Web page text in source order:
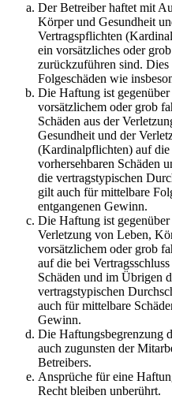
Der Betreiber haftet mit
Körper und Gesundheit
Vertragspflichten
ein vorsätzliches oder
zurückzuführen sind.
Folgeschäden wie
Die Haftung ist
vorsätzlichem oder grob
Schäden aus der
Gesundheit und der
(Kardinalpflichten) auf die
vorhersehbaren Schäden
die vertragstypischen
gilt auch für mittelbare
entgangenen Gewinn.
Die Haftung ist
Verletzung von Leben,
vorsätzlichem oder grob
auf die bei
Schäden und im Übrigen
vertragstypischen
auch für mittelbare
Gewinn.
Die Haftungsbegrenzung
auch zugunsten der
Betreibers.
Ansprüche für eine
Recht bleiben unberührt.